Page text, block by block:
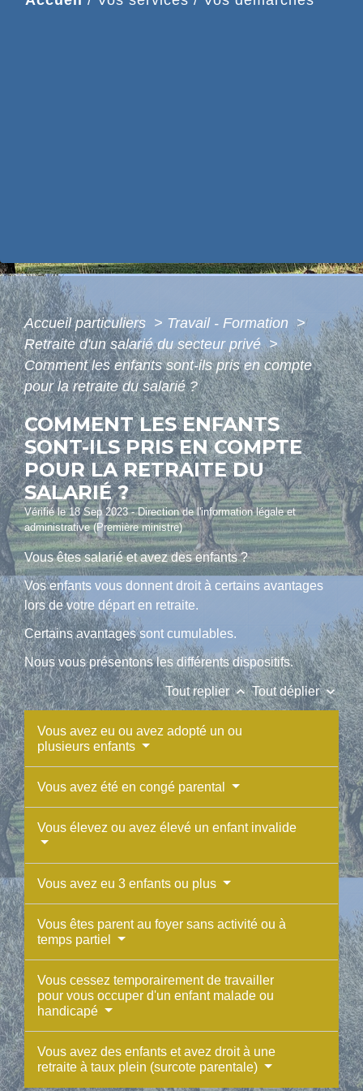
Accueil particuliers > Travail - Formation >
Retraite d'un salarié du secteur privé >
Comment les enfants sont-ils pris en compte
pour la retraite du salarié ?
COMMENT LES ENFANTS
SONT-ILS PRIS EN COMPTE
POUR LA RETRAITE DU
SALARIÉ ?
Vérifié le 18 Sep 2023 - Direction de l'information légale et
administrative (Première ministre)
Vous êtes salarié et avez des enfants ?
Vos enfants vous donnent droit à certains avantages
lors de votre départ en retraite.
Certains avantages sont cumulables.
Nous vous présentons les différents dispositifs.
Tout replierkeyboard_arrow_up Tout déplierkeyboard_arrow_down
Vous avez eu ou avez adopté un ou
plusieurs enfants
Vous avez été en congé parental
Vous élevez ou avez élevé un enfant invalide
Vous avez eu 3 enfants ou plus
Vous êtes parent au foyer sans activité ou à
temps partiel
Vous cessez temporairement de travailler
pour vous occuper d'un enfant malade ou
handicapé
Vous avez des enfants et avez droit à une
retraite à taux plein (surcote parentale)